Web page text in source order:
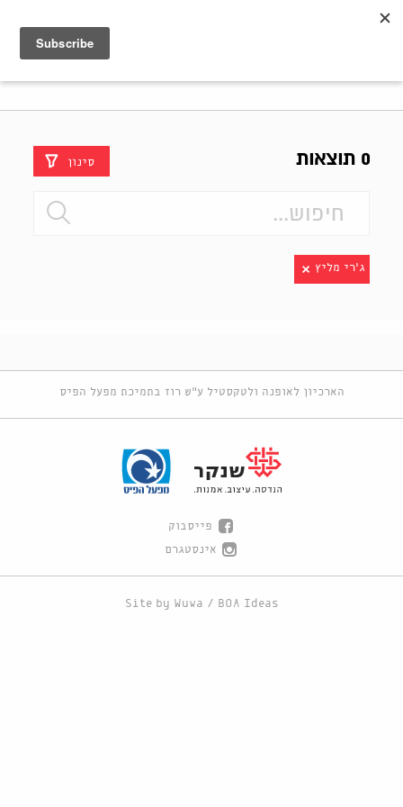
0 תוצאות סינון
ג׳רי מליץ
הארכיון לאופנה ולטקסטיל ע"ש רוז בתמיכת מפעל הפיס
פייסבוק
אינסטגרם
Site by Wuwa / BOA Ideas